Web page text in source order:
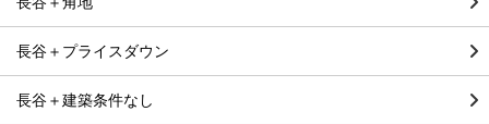
長谷＋プライスダウン
長谷＋建築条件なし